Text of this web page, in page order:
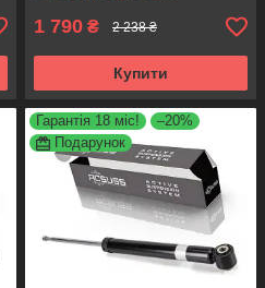
1 790 ₴ 2 238 ₴
Купити
Гарантія 18 міс!
–20%
Подарунок